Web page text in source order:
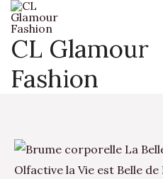
Aller
au
contenu
CL Glamour
Fashion
quantité
de